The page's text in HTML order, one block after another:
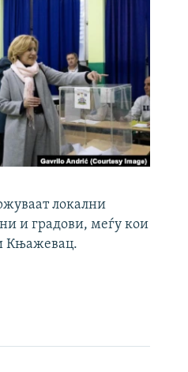
локални
и градови, меѓу кои
Књажевац.